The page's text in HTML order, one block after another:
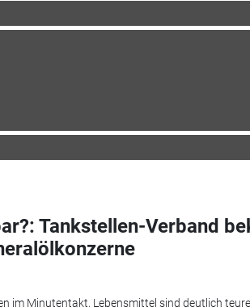
Tankstellen-Verband
im Minutentakt, Lebensmittel sind deutlich